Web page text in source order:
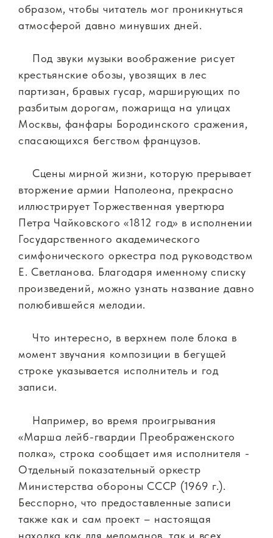
образом, чтобы читатель мог проникнуться
атмосферой давно минувших дней.
Под звуки музыки воображение рисует
крестьянские обозы, увозящих в лес
партизан, бравых гусар, марширующих по
разбитым дорогам, пожарища на улицах
Москвы, фанфары Бородинского сражения,
спасающихся бегством французов.
Сцены мирной жизни, которую прерывает
вторжение армии Наполеона, прекрасно
иллюстрирует Торжественная увертюра
Петра Чайковского «1812 год» в исполнении
Государственного академического
симфонического оркестра под руководством
Е. Светланова. Благодаря именному списку
произведений, можно узнать название давно
полюбившейся мелодии.
Что интересно, в верхнем поле блока в
момент звучания композиции в бегущей
строке указывается исполнитель и год
записи.
Например, во время проигрывания
«Марша лейб-гвардии Преображенского
полка», строка сообщает имя исполнителя -
Отдельный показательный оркестр
Министерства обороны СССР (1969 г.).
Бесспорно, что предоставленные записи
также как и сам проект – настоящая
находка как для меломанов, так и всех